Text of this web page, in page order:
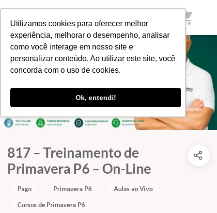
Utilizamos cookies para oferecer melhor
experiência, melhorar o desempenho, analisar
como você interage em nosso site e
personalizar conteúdo. Ao utilizar este site, você
concorda com o uso de cookies.
Ok, entendi!
shopping_cart
817 – Treinamento de
Primavera P6 – On-Line
Pago Primavera P6 Aulas ao Vivo
Cursos de Primavera P6